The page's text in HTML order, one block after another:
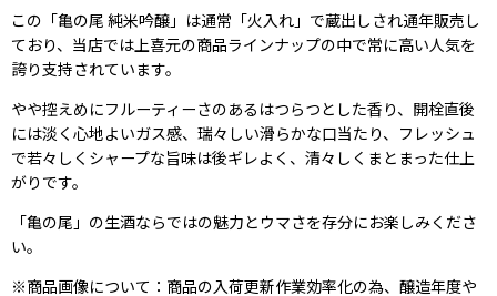
この「亀の尾 純米吟醸」は通常「火入れ」で蔵出しされ通年販売し
ており、当店では上喜元の商品ラインナップの中で常に高い人気を
誇り支持されています。
やや控えめにフルーティーさのあるはつらつとした香り、開栓直後
には淡く心地よいガス感、瑞々しい滑らかな口当たり、フレッシュ
で若々しくシャープな旨味は後ギレよく、清々しくまとまった仕上
がりです。
「亀の尾」の生酒ならではの魅力とウマさを存分にお楽しみくださ
い。
※商品画像について：商品の入荷更新作業効率化の為、醸造年度や